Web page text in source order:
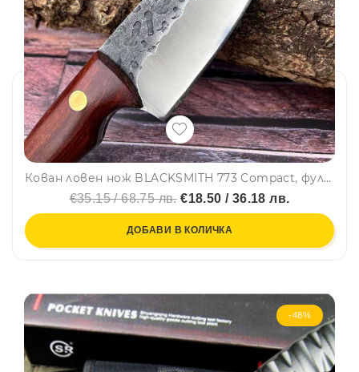
Кован ловен нож BLACKSMITH 773 Compact, фултанг, стомана 5CR15mov, кожена кания, bF22
€35.15 / 68.75 лв.€18.50 / 36.18 лв.
ДОБАВИ В КОЛИЧКА
-48%